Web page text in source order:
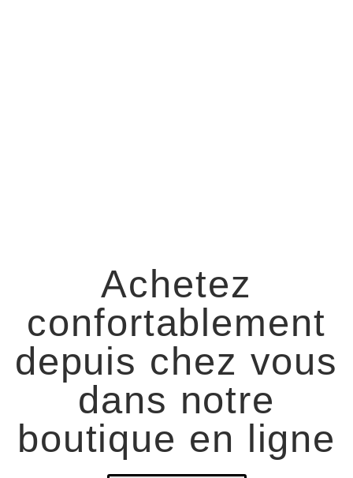
Achetez
confortablement
depuis chez vous
dans notre
boutique en ligne